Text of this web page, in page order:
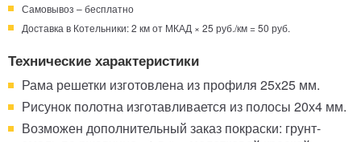
Самовывоз – бесплатно
Доставка в Котельники: 2 км от МКАД × 25 руб./км = 50 руб.
Технические характеристики
Рама решетки изготовлена из профиля 25x25 мм.
Рисунок полотна изготавливается из полосы 20х4 мм.
Возможен дополнительный заказ покраски: грунт-